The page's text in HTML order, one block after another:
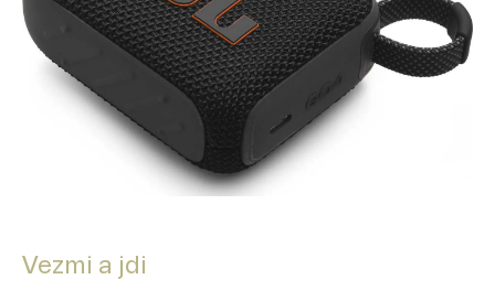
Vezmi a jdi